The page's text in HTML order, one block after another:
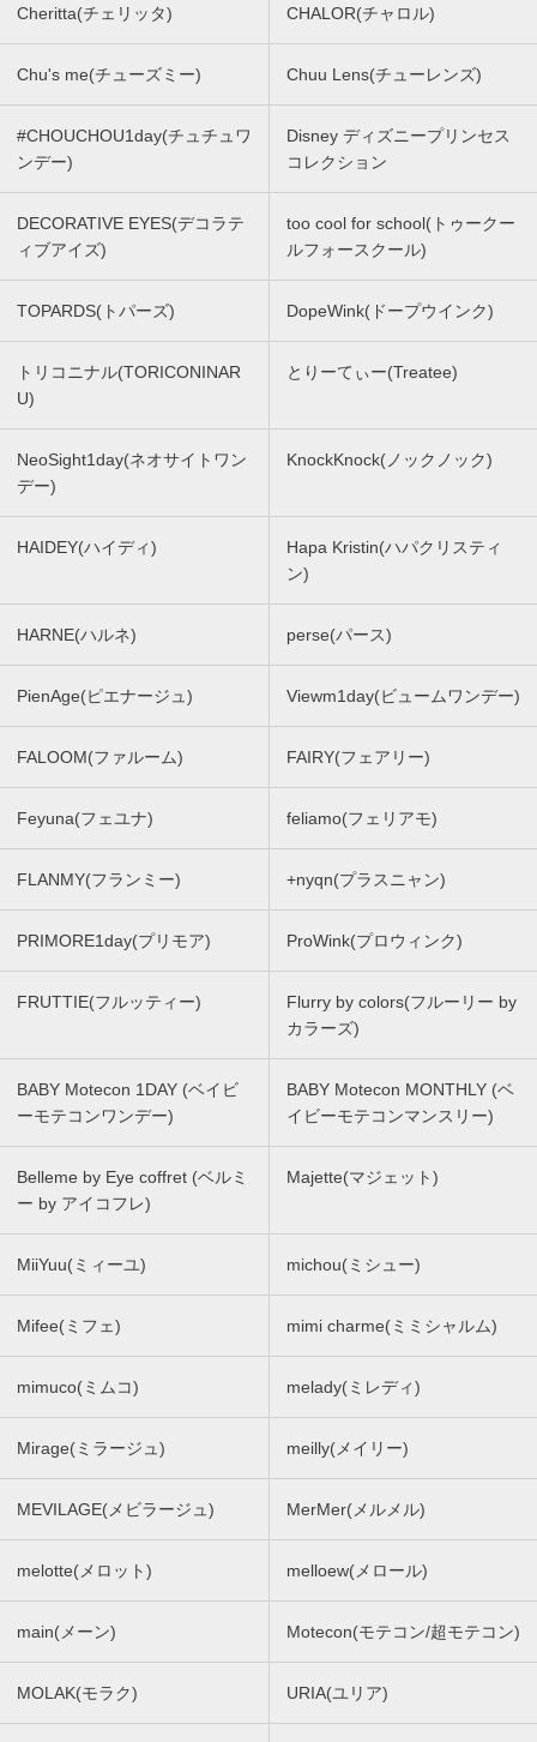
Cheritta(チェリッタ) CHALOR(チャロル)
Chu's me(チューズミー) Chuu Lens(チューレンズ)
#CHOUCHOU1day(チュチュワ
ンデー)
Disney ディズニープリンセス
コレクション
DECORATIVE EYES(デコラテ
ィブアイズ)
too cool for school(トゥークー
ルフォースクール)
TOPARDS(トパーズ) DopeWink(ドープウインク)
トリコニナル(TORICONINAR
U)
とりーてぃー(Treatee)
NeoSight1day(ネオサイトワン
デー)
KnockKnock(ノックノック)
HAIDEY(ハイディ)
Hapa Kristin(ハパクリスティ
ン)
HARNE(ハルネ) perse(パース)
PienAge(ピエナージュ) Viewm1day(ビュームワンデー)
FALOOM(ファルーム) FAIRY(フェアリー)
Feyuna(フェユナ) feliamo(フェリアモ)
FLANMY(フランミー) +nyqn(プラスニャン)
PRIMORE1day(プリモア) ProWink(プロウィンク)
FRUTTIE(フルッティー)
Flurry by colors(フルーリー by
カラーズ)
BABY Motecon 1DAY (ベイビ
ーモテコンワンデー)
BABY Motecon MONTHLY (ベ
イビーモテコンマンスリー)
Belleme by Eye coffret (ベルミ
ー by アイコフレ)
Majette(マジェット)
MiiYuu(ミィーユ) michou(ミシュー)
Mifee(ミフェ) mimi charme(ミミシャルム)
mimuco(ミムコ) melady(ミレディ)
Mirage(ミラージュ) meilly(メイリー)
MEVILAGE(メビラージュ) MerMer(メルメル)
melotte(メロット) melloew(メロール)
main(メーン) Motecon(モテコン/超モテコン)
MOLAK(モラク) URIA(ユリア)